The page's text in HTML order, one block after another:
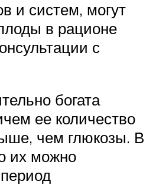
и систем, могут
в рационе
с
богата
ее количество
чем глюкозы. В
их можно